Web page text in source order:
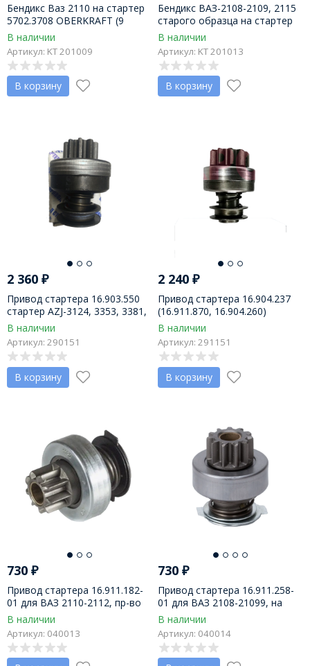
Бендикс Ваз 2110 на стартер
5702.3708 OBERKRAFT (9
зубьев)
В наличии
Артикул: KT 201009
В корзину
Бендикс ВАЗ-2108-2109, 2115
старого образца на стартер
29.3708 OBERKRAFT
В наличии
Артикул: KT 201013
В корзину
2 360 ₽
Привод стартера 16.903.550
стартер AZJ-3124, 3353, 3381,
3385, 3229, 3427 MAHLE, МТЗ
В наличии
Артикул: 290151
В корзину
2 240₽
Привод стартера 16.904.237
(16.911.870, 16.904.260)
MAHLE, стартер AZJ-3367,
3436 КамАЗ
В наличии
Артикул: 291151
В корзину
730 ₽
Привод стартера 16.911.182-
01 для ВАЗ 2110-2112, пр-во
Прамо-Искра
В наличии
Артикул: 040013
730₽
Привод стартера 16.911.258-
01 для ВАЗ 2108-21099, на
стартеры 2113-3708010, пр-во
ПРАМО-Искра
В наличии
Артикул: 040014